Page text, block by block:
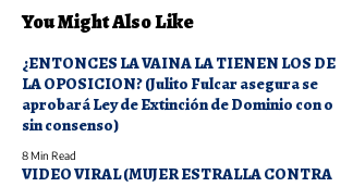
You Might Also Like
¿ENTONCES LA VAINA LA TIENEN LOS DE
LA OPOSICION? (Julito Fulcar asegura se
aprobará Ley de Extinción de Dominio con o
sin consenso)
8 Min Read
VIDEO VIRAL (MUJER ESTRALLA CONTRA